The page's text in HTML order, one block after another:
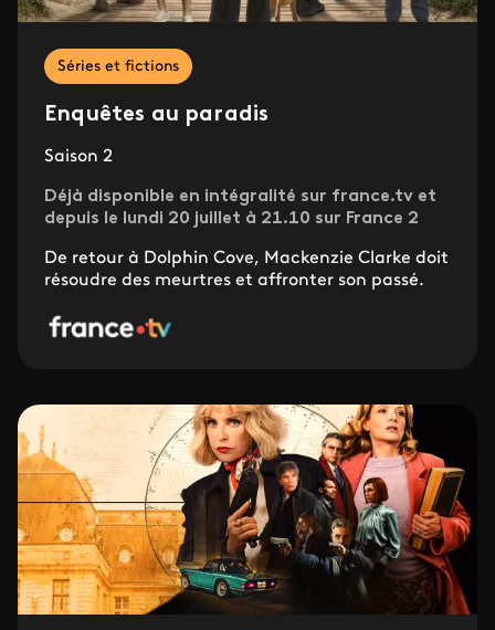
Séries et fictions
Enquêtes au paradis
Saison 2
Déjà disponible en intégralité sur france.tv et
depuis le lundi 20 juillet à 21.10 sur France 2
De retour à Dolphin Cove, Mackenzie Clarke doit
résoudre des meurtres et affronter son passé.